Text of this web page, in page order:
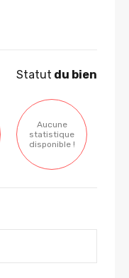
Statut du bien
Aucune
statistique
disponible !